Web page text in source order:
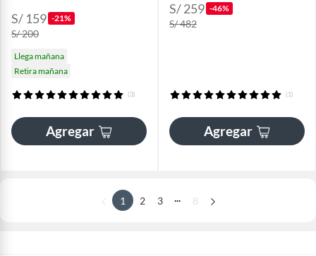
S/ 159 -21%
S/ 200
Llega mañana
Retira mañana
(3)
Agregar
S/ 259 -46%
S/ 482
(1)
Agregar
1 2 3 8